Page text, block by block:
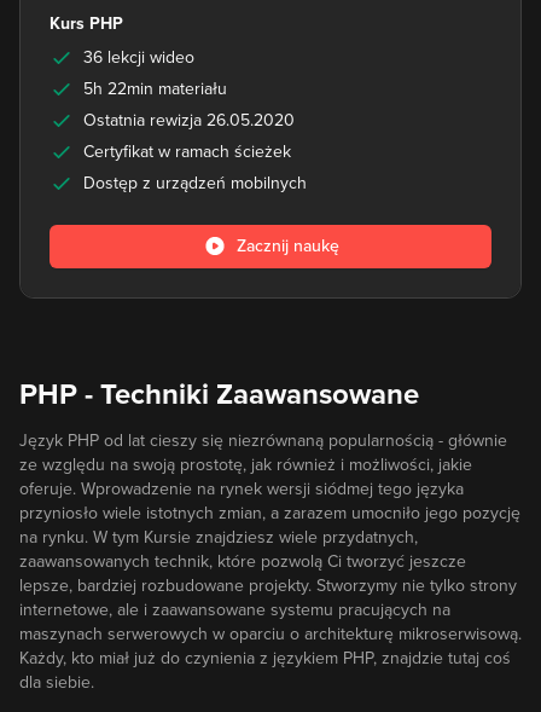
PHP - Techniki Zaawansowane
Język PHP od lat cieszy się niezrównaną popularnością - głównie
ze względu na swoją prostotę, jak również i możliwości, jakie
oferuje. Wprowadzenie na rynek wersji siódmej tego języka
przyniosło wiele istotnych zmian, a zarazem umocniło jego pozycję
na rynku. W tym Kursie znajdziesz wiele przydatnych,
zaawansowanych technik, które pozwolą Ci tworzyć jeszcze
lepsze, bardziej rozbudowane projekty. Stworzymy nie tylko strony
internetowe, ale i zaawansowane systemu pracujących na
maszynach serwerowych w oparciu o architekturę mikroserwisową.
Każdy, kto miał już do czynienia z językiem PHP, znajdzie tutaj coś
dla siebie.
Kurs PHP
36 lekcji wideo
5h 22min materiału
Ostatnia rewizja 26.05.2020
Certyfikat w ramach ścieżek
Dostęp z urządzeń mobilnych
Zacznij naukę